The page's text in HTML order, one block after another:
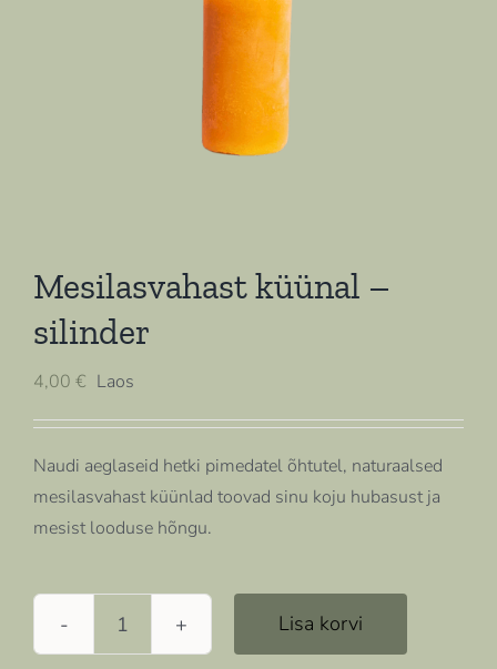
Mesilasvahast küünal –
silinder
4,00 € Laos
Naudi aeglaseid hetki pimedatel õhtutel, naturaalsed
mesilasvahast küünlad toovad sinu koju hubasust ja
mesist looduse hõngu.
Mesilasvahast
Lisa korvi